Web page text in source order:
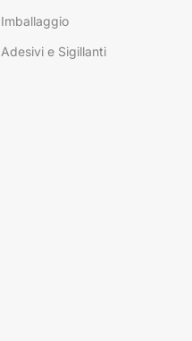
Imballaggio
Adesivi e Sigillanti